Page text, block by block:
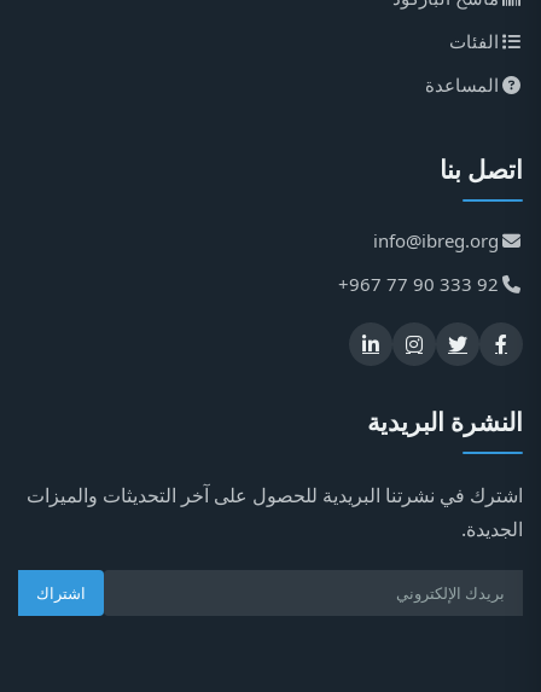
الفئات
المساعدة
اتصل بنا
info@ibreg.org
+967 77 90 333 92
النشرة البريدية
اشترك في نشرتنا البريدية للحصول على آخر التحديثات والميزات
الجديدة.
اشتراك